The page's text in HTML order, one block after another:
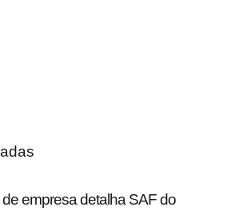
empresa detalha SAF do